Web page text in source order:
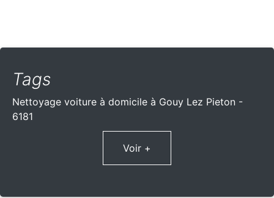
Tags
Nettoyage voiture à domicile à Gouy Lez Pieton -
6181
Voir +